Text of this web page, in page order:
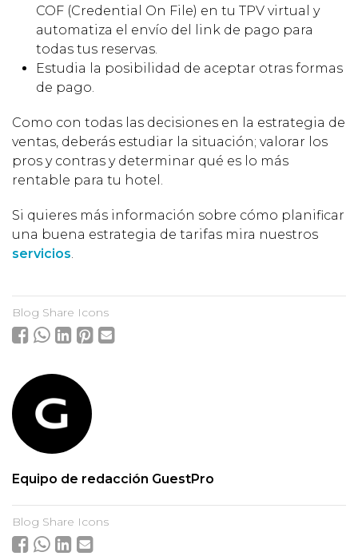
COF (Credential On File) en tu TPV virtual y
automatiza el envío del link de pago para
todas tus reservas.
Estudia la posibilidad de aceptar otras formas
de pago.
Como con todas las decisiones en la estrategia de
ventas, deberás estudiar la situación; valorar los
pros y contras y determinar qué es lo más
rentable para tu hotel.
Si quieres más información sobre cómo planificar
una buena estrategia de tarifas mira nuestros
servicios.
Blog Share Icons
Equipo de redacción GuestPro
Blog Share Icons